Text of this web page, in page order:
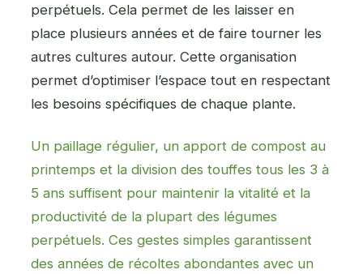
perpétuels. Cela permet de les laisser en
place plusieurs années et de faire tourner les
autres cultures autour. Cette organisation
permet d’optimiser l’espace tout en respectant
les besoins spécifiques de chaque plante.
Un paillage régulier, un apport de compost au
printemps et la division des touffes tous les 3 à
5 ans suffisent pour maintenir la vitalité et la
productivité de la plupart des légumes
perpétuels. Ces gestes simples garantissent
des années de récoltes abondantes avec un